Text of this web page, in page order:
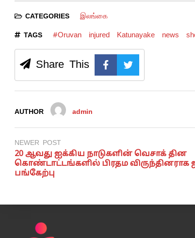
CATEGORIES இலங்கை
TAGS #Oruvan injured Katunayake news
Share This
AUTHOR admin
NEWER POST
20 ஆவது ஐக்கிய நாடுகளின் வெசாக் தின
கொண்டாட்டங்களில் பிரதம விருந்தினராக
பங்கேற்பு